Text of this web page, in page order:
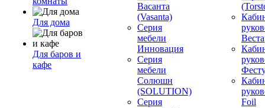
Для дома
Для баров и
кафе
Васанта
(Vasanta)
Серия
мебели
Инновация
Серия
мебели
Солюшн
(SOLUTION)
Серия
Foil